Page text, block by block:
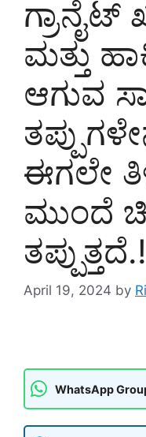
ಗ್ರಾನೈಟ್
ಮತ್ತು
ಆಗುವ
ಈಗಲೇ
ಮುಂದೆ
ತಪ್ಪುತ್ತದೆ.!
April 19, 2024 by
WhatsApp